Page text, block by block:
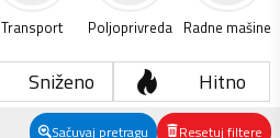
Transport Poljoprivreda Radne mašine
Sniženo Hitno
Sačuvaj pretragu Resetuj filtere